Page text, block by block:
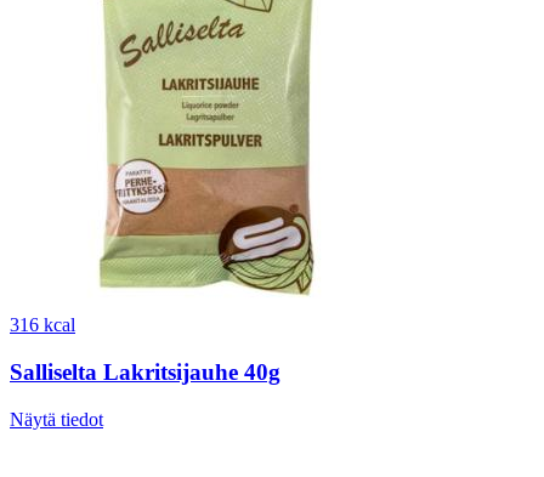
316 kcal
Salliselta Lakritsijauhe 40g
Näytä tiedot